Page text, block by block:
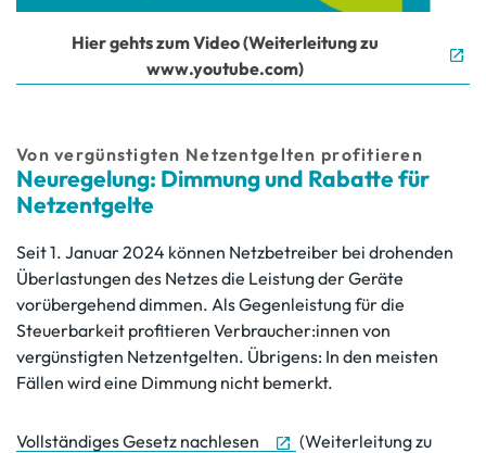
Hier gehts zum Video (Weiterleitung zu
www.youtube.com)
Neuregelung: Dimmung und Rabatte für
Netzentgelte
Von vergünstigten Netzentgelten profitieren
Seit 1. Januar 2024 können Netzbetreiber bei drohenden
Überlastungen des Netzes die Leistung der Geräte
vorübergehend dimmen. Als Gegenleistung für die
Steuerbarkeit profitieren Verbraucher:innen von
vergünstigten Netzentgelten. Übrigens: In den meisten
Fällen wird eine Dimmung nicht bemerkt.
Vollständiges Gesetz nachlesen
(Weiterleitung zu